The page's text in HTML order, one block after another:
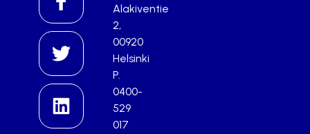
Alakiventie
2,
00920
Helsinki
P.
0400-
529
017